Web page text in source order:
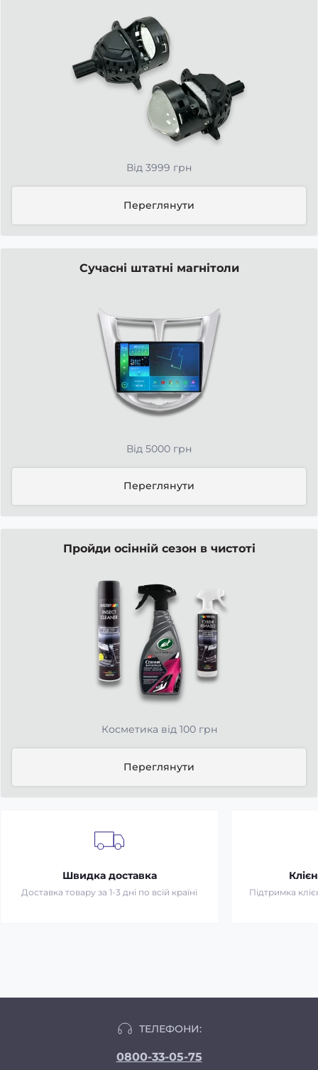
Від 3999 грн
Переглянути
Сучасні штатні магнітоли
Від 5000 грн
Переглянути
Пройди осінній сезон в чистоті
Косметика від 100 грн
Переглянути
Швидка доставка
Доставка товару за 1-3 дні по всій країні Підтримка
ТЕЛЕФОНИ:
0800-33-05-75